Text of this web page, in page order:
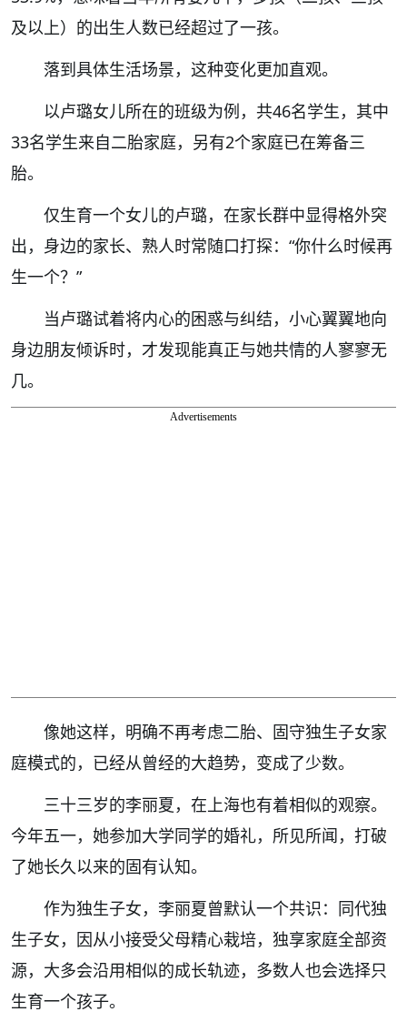
及以上）的出生人数已经超过了一孩。
落到具体生活场景，这种变化更加直观。
以卢璐女儿所在的班级为例，共46名学生，其中
33名学生来自二胎家庭，另有2个家庭已在筹备三
胎。
仅生育一个女儿的卢璐，在家长群中显得格外突
出，身边的家长、熟人时常随口打探：“你什么时候再
生一个？”
当卢璐试着将内心的困惑与纠结，小心翼翼地向
身边朋友倾诉时，才发现能真正与她共情的人寥寥无
几。
Advertisements
像她这样，明确不再考虑二胎、固守独生子女家
庭模式的，已经从曾经的大趋势，变成了少数。
三十三岁的李丽夏，在上海也有着相似的观察。
今年五一，她参加大学同学的婚礼，所见所闻，打破
了她长久以来的固有认知。
作为独生子女，李丽夏曾默认一个共识：同代独
生子女，因从小接受父母精心栽培，独享家庭全部资
源，大多会沿用相似的成长轨迹，多数人也会选择只
生育一个孩子。